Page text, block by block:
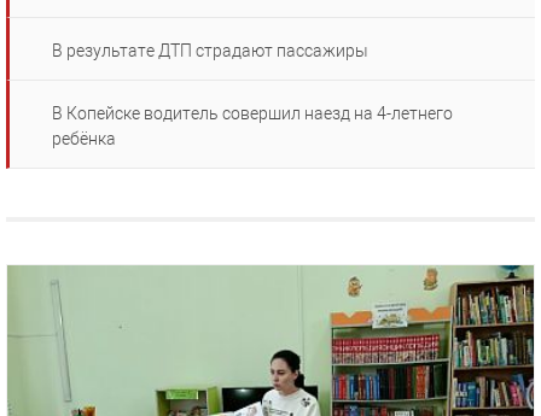
В результате ДТП страдают пассажиры
В Копейске водитель совершил наезд на 4-летнего
ребёнка